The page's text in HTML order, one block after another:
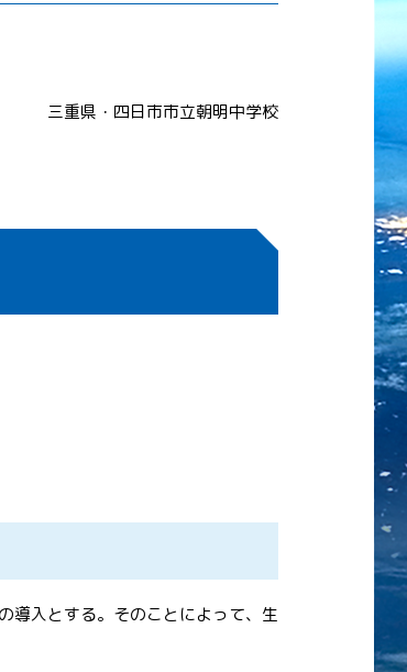
三重県・四日市市立朝明中学校
導入とする。そのことによって、生